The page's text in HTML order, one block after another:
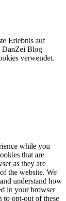
Erlebnis auf
DanZei Blog
verwendet.
while you
that are
as they are
the website. We
understand how
in your browser
to opt-out of these